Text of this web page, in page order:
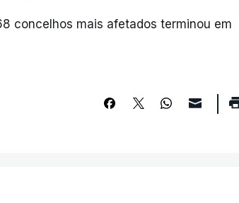
concelhos mais afetados terminou em